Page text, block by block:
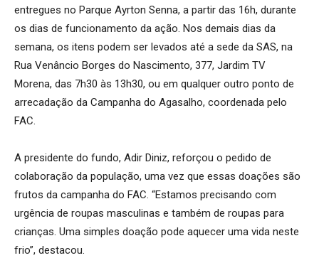
entregues no Parque Ayrton Senna, a partir das 16h, durante
os dias de funcionamento da ação. Nos demais dias da
semana, os itens podem ser levados até a sede da SAS, na
Rua Venâncio Borges do Nascimento, 377, Jardim TV
Morena, das 7h30 às 13h30, ou em qualquer outro ponto de
arrecadação da Campanha do Agasalho, coordenada pelo
FAC.
A presidente do fundo, Adir Diniz, reforçou o pedido de
colaboração da população, uma vez que essas doações são
frutos da campanha do FAC. “Estamos precisando com
urgência de roupas masculinas e também de roupas para
crianças. Uma simples doação pode aquecer uma vida neste
frio”, destacou.